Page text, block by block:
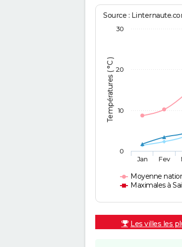
Températures ( °C )
Source :
Moyenne
Maximales à
Jan Fev
0
10
20
30
Les villes les